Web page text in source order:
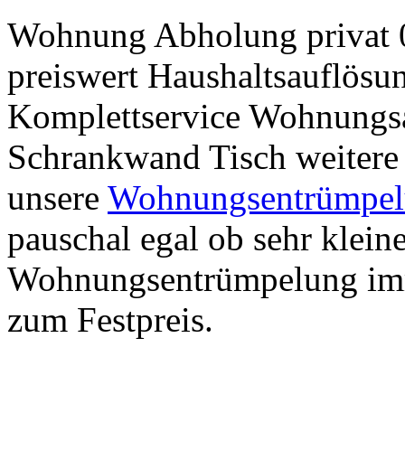
Wohnung Abholung
preiswert
Komplettservice
Schrankwand Tisch
unsere
pauschal egal ob sehr
Wohnungsentrümpelung
zum Festpreis.